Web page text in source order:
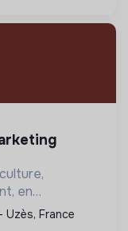
en
pour
de la
Uzès, France